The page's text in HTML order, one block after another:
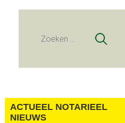
Zoeken
ACTUEEL NOTARIEEL
NIEUWS